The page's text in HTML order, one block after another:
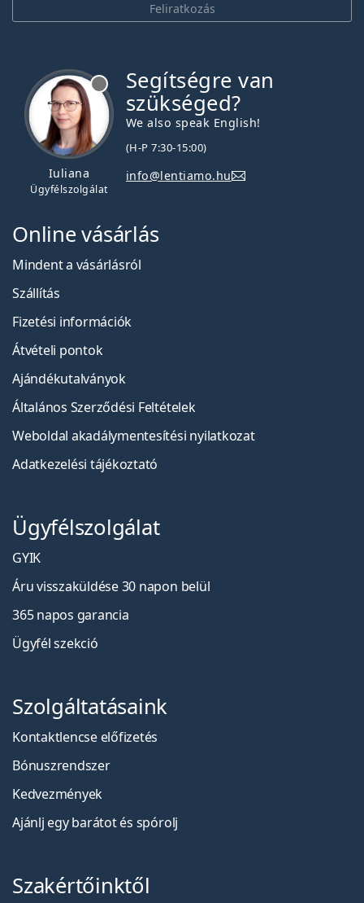
Feliratkozás
Iuliana
Ügyfélszolgálat
Segítségre van
szükséged?
We also speak English!
(H-P 7:30-15:00)
info@lentiamo.hu
Online vásárlás
Mindent a vásárlásról
Szállítás
Fizetési információk
Átvételi pontok
Ajándékutalványok
Általános Szerződési Feltételek
Weboldal akadálymentesítési nyilatkozat
Adatkezelési tájékoztató
Ügyfélszolgálat
GYIK
Áru visszaküldése 30 napon belül
365 napos garancia
Ügyfél szekció
Szolgáltatásaink
Kontaktlencse előfizetés
Bónuszrendszer
Kedvezmények
Ajánlj egy barátot és spórolj
Szakértőinktől